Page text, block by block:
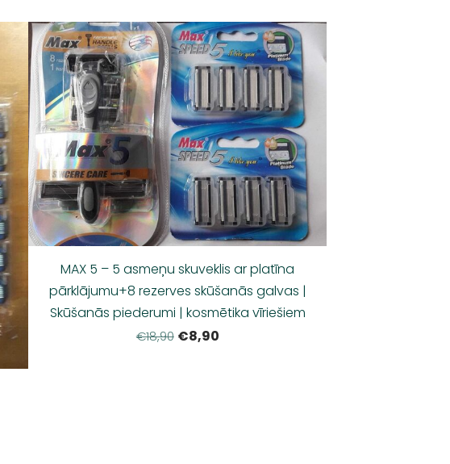
MAX 5 – 5 asmeņu skuveklis ar platīna
pārklājumu+8 rezerves skūšanās galvas |
Skūšanās piederumi | kosmētika vīriešiem
€18,90 €8,90